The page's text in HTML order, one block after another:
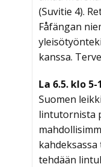
(Suvitie 4).
Fåfängan
kanssa.
La 6.5. klo
Suomen
lintutornista
kahdeksassa
tehdään